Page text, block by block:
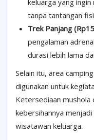
tanpa tantangan
Trek Panjang
pengalaman
durasi lebih lama
Selain itu, area
digunakan untuk
Ketersediaan
kebersihannya
wisatawan keluarga.